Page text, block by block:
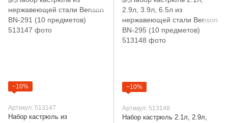
−10%
Артикул: 513147
Набор кастрюль из
−10%
Артикул: 513148
Набор кастрюль 2.1л, 2.9л,